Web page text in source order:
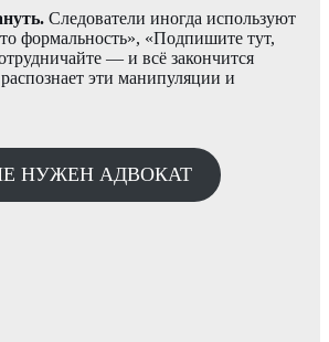
Следователи иногда используют
формальность», «Подпишите тут,
— и всё закончится
эти манипуляции и
НУЖЕН АДВОКАТ